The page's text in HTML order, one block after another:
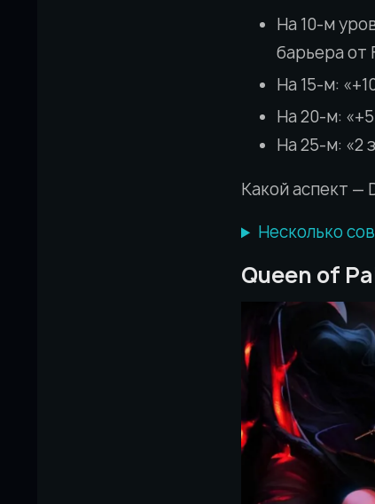
На 10-м
барьера от
На 15-м:
На 20-м:
На 25-м: «2
Какой аспект —
Несколько
Queen of